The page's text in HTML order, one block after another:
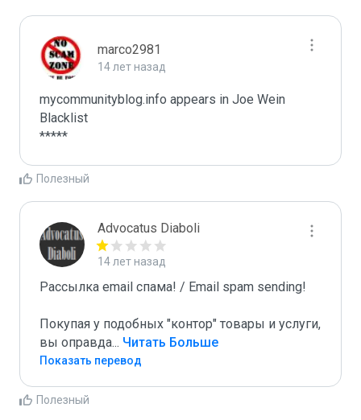
marco2981
14 лет назад
mycommunityblog.info appears in Joe Wein
Blacklist
*****
Полезный
Advocatus Diaboli
14 лет назад
Рассылка email спама! / Email spam sending!
Покупая у подобных "контор" товары и услуги,
вы оправда... Читать Больше
Показать перевод
Полезный